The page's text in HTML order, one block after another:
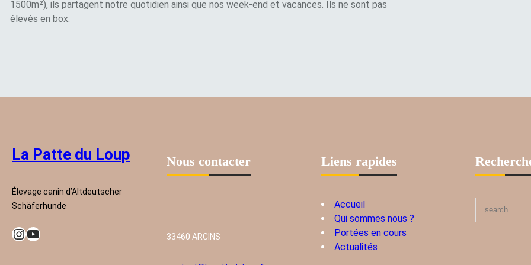
1500m²), ils partagent notre quotidien ainsi que nos week-end et vacances. Ils ne sont pas
élevés en box.
La Patte du Loup
Élevage canin d’Altdeutscher
Schäferhunde
InstagramYouTube
Nous contacter
33460 ARCINS
Liens rapides
Accueil
Qui sommes nous ?
Portées en cours
Actualités